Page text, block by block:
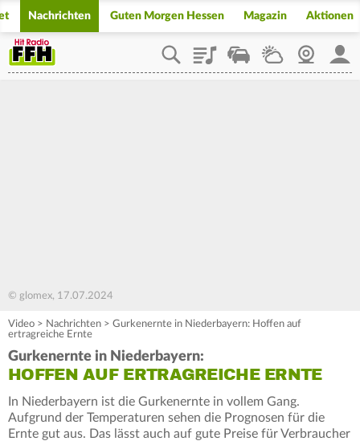
Nachrichten Guten Morgen Hessen Magazin Aktionen
PlaylistStaupilotWetterWebcam
© glomex, 17.07.2024
Video > Nachrichten > Gurkenernte in Niederbayern: Hoffen auf
ertragreiche Ernte
Gurkenernte in Niederbayern:
HOFFEN AUF ERTRAGREICHE ERNTE
In Niederbayern ist die Gurkenernte in vollem Gang.
Aufgrund der Temperaturen sehen die Prognosen für die
Ernte gut aus. Das lässt auch auf gute Preise für Verbraucher